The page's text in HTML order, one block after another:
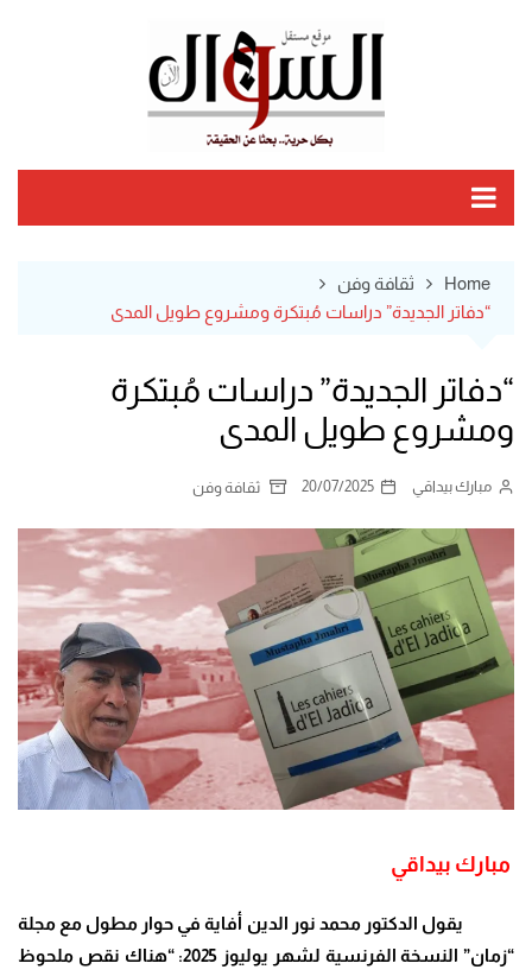
Home
ثقافة وفن
“دفاتر الجديدة” دراسات مُبتكرة ومشروع طويل المدى
“دفاتر الجديدة” دراسات مُبتكرة
ومشروع طويل المدى
مبارك بيداقي 20/07/2025 ثقافة وفن
مبارك بيداقي
يقول الدكتور محمد نور الدين أفاية في حوار مطول مع مجلة
“زمان” النسخة الفرنسية لشهر يوليوز 2025: “هناك نقص ملحوظ